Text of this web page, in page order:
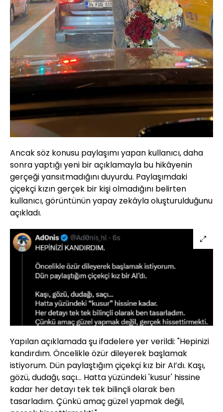
Ancak söz konusu paylaşımı yapan kullanıcı, daha
sonra yaptığı yeni bir açıklamayla bu hikâyenin
gerçeği yansıtmadığını duyurdu. Paylaşımdaki
çiçekçi kızın gerçek bir kişi olmadığını belirten
kullanıcı, görüntünün yapay zekâyla oluşturulduğunu
açıkladı.
Yapılan açıklamada şu ifadelere yer verildi: "Hepinizi
kandırdım. Öncelikle özür dileyerek başlamak
istiyorum. Dün paylaştığım çiçekçi kız bir AI’dı. Kaşı,
gözü, dudağı, saçı… Hatta yüzündeki 'kusur' hissine
kadar her detayı tek tek bilinçli olarak ben
tasarladım. Çünkü amaç güzel yapmak değil,